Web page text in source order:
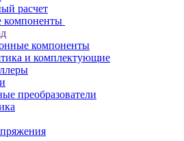
расчет
компоненты
компоненты
и комплектующие
преобразователи